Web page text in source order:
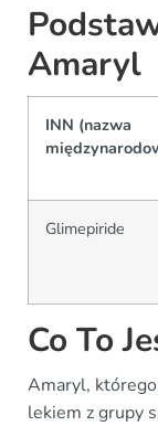
Amaryl
INN (nazwa
Glimepiride
Co To
Amaryl,
lekiem z grupy